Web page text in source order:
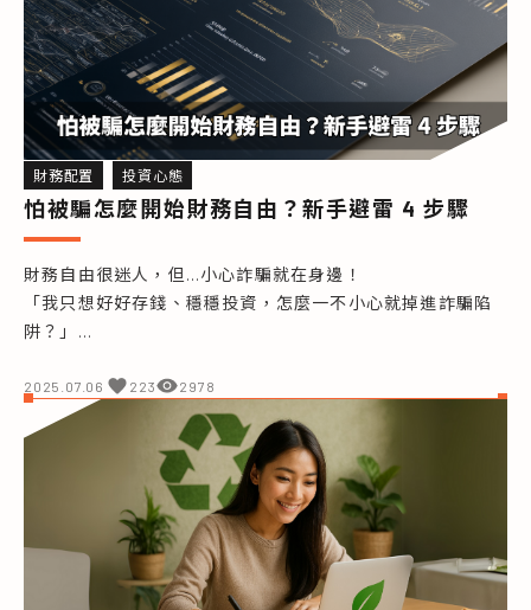
財務配置 投資心態
怕被騙怎麼開始財務自由？新手避雷 4 步驟
財務自由很迷人，但…小心詐騙就在身邊！
「我只想好好存錢、穩穩投資，怎麼一不小心就掉進詐騙陷
阱？」
2025.07.06 223 2978